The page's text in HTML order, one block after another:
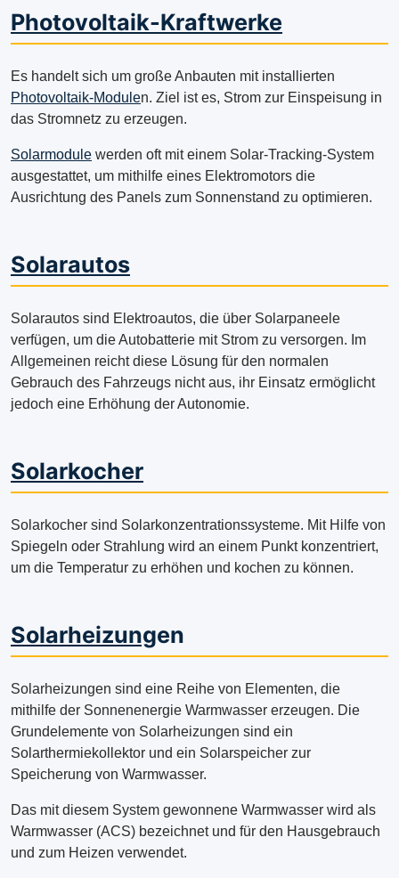
Photovoltaik-Kraftwerke
Es handelt sich um große Anbauten mit installierten
Photovoltaik-Modulen. Ziel ist es, Strom zur Einspeisung in
das Stromnetz zu erzeugen.
Solarmodule werden oft mit einem Solar-Tracking-System
ausgestattet, um mithilfe eines Elektromotors die
Ausrichtung des Panels zum Sonnenstand zu optimieren.
Solarautos
Solarautos sind Elektroautos, die über Solarpaneele
verfügen, um die Autobatterie mit Strom zu versorgen. Im
Allgemeinen reicht diese Lösung für den normalen
Gebrauch des Fahrzeugs nicht aus, ihr Einsatz ermöglicht
jedoch eine Erhöhung der Autonomie.
Solarkocher
Solarkocher sind Solarkonzentrationssysteme. Mit Hilfe von
Spiegeln oder Strahlung wird an einem Punkt konzentriert,
um die Temperatur zu erhöhen und kochen zu können.
Solarheizungen
Solarheizungen sind eine Reihe von Elementen, die
mithilfe der Sonnenenergie Warmwasser erzeugen. Die
Grundelemente von Solarheizungen sind ein
Solarthermiekollektor und ein Solarspeicher zur
Speicherung von Warmwasser.
Das mit diesem System gewonnene Warmwasser wird als
Warmwasser (ACS) bezeichnet und für den Hausgebrauch
und zum Heizen verwendet.